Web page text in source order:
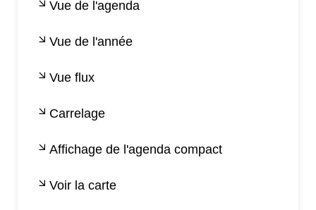
Vue de l'agenda
Vue de l'année
Vue flux
Carrelage
Affichage de l'agenda compact
Voir la carte